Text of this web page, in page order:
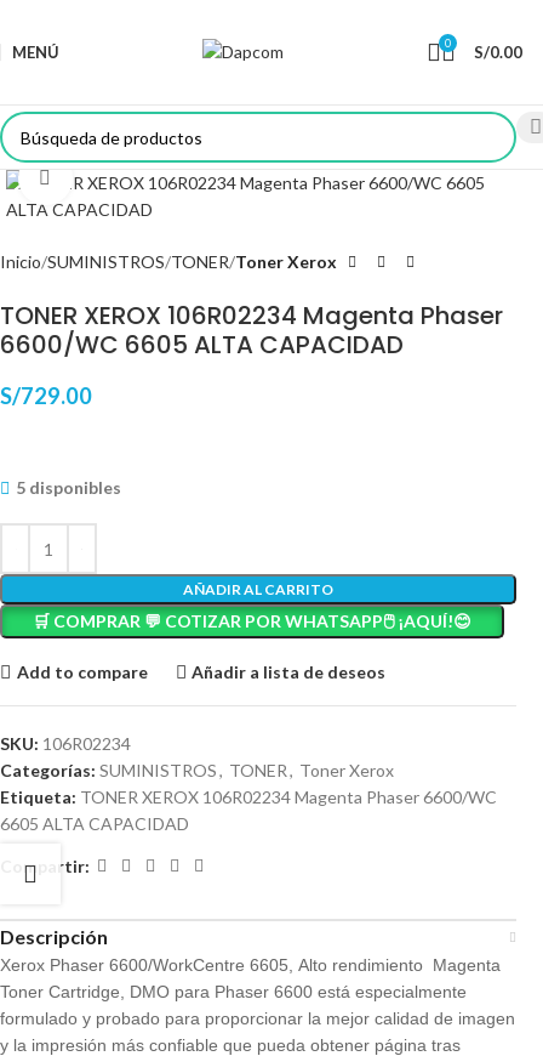
MENÚ 0 S/0.00
Haga Click para agrandar
Inicio SUMINISTROS TONER Toner Xerox
TONER XEROX 106R02234 Magenta Phaser
6600/WC 6605 ALTA CAPACIDAD
S/729.00
5 disponibles
AÑADIR AL CARRITO
🛒 COMPRAR 💬 COTIZAR POR WHATSAPP🖱️ ¡AQUÍ!😊
Add to compare Añadir a lista de deseos
SKU: 106R02234
Categorías: SUMINISTROS, TONER, Toner Xerox
Etiqueta: TONER XEROX 106R02234 Magenta Phaser 6600/WC
6605 ALTA CAPACIDAD
Compartir:
Descripción
Xerox Phaser 6600/WorkCentre 6605, Alto rendimiento Magenta
Toner Cartridge, DMO para Phaser 6600 está especialmente
formulado y probado para proporcionar la mejor calidad de imagen
y la impresión más confiable que pueda obtener página tras